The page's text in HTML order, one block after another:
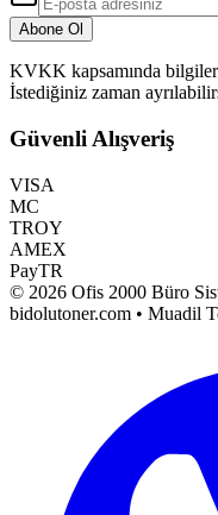
Abone Ol
KVKK kapsamında
İstediğiniz zaman
Güvenli Alışveriş
VISA
MC
TROY
AMEX
PayTR
© 2026 Ofis 2000 Büro
bidolutoner.com • Muadil